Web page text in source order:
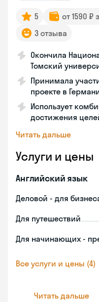
5 от 1590 ₽
3 отзыва
Окончила
Томский
Принимала
проекте в
Использует
достижения
Читать дальше
Услуги и цены
Английский язык
Деловой - для
Для путешествий
Для начинающих -
Все услуги и цены (4)
Читать дальше